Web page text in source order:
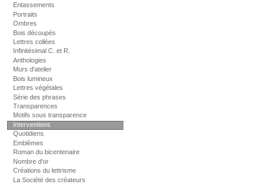
Entassements
Portraits
Ombres
Bois découpés
Lettres collées
Infinitésimal C. et R.
Anthologies
Murs d'atelier
Bois lumineux
Lettres végétales
Série des phrases
Transparences
Motifs sous transparence
Interventions
Quotidiens
Emblèmes
Roman du bicentenaire
Nombre d'or
Créations du lettrisme
La Société des créateurs